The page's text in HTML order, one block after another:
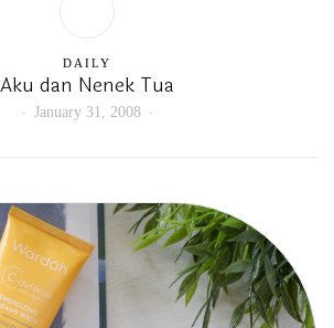
DAILY
Aku dan Nenek Tua
January 31, 2008